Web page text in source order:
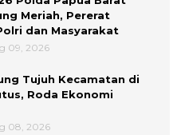
Meriah, Pererat
dan Masyarakat
09, 2026
Tujuh Kecamatan di
Roda Ekonomi
08, 2026